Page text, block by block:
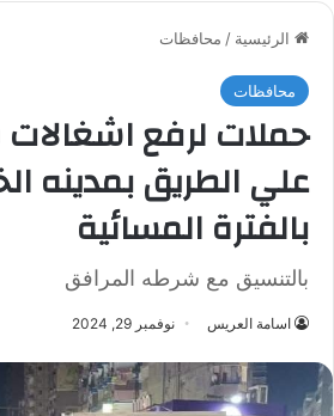
الرئيسية / محافظات
محافظات
حملات لرفع اشغالات
علي الطريق بمدينه
بالفترة المسائية
بالتنسيق مع شرطه المرافق
اسامة العريس نوفمبر 29, 2024